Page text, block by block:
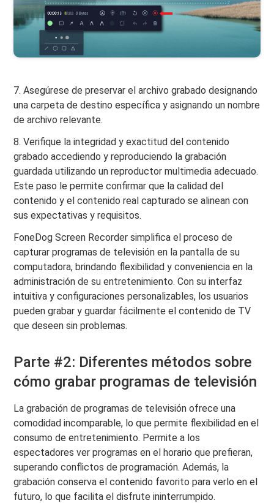
7. Asegúrese de preservar el archivo grabado designando
una carpeta de destino específica y asignando un nombre
de archivo relevante.
8. Verifique la integridad y exactitud del contenido
grabado accediendo y reproduciendo la grabación
guardada utilizando un reproductor multimedia adecuado.
Este paso le permite confirmar que la calidad del
contenido y el contenido real capturado se alinean con
sus expectativas y requisitos.
FoneDog Screen Recorder simplifica el proceso de
capturar programas de televisión en la pantalla de su
computadora, brindando flexibilidad y conveniencia en la
administración de su entretenimiento. Con su interfaz
intuitiva y configuraciones personalizables, los usuarios
pueden grabar y guardar fácilmente el contenido de TV
que deseen sin problemas.
Parte #2: Diferentes métodos sobre
cómo grabar programas de televisión
La grabación de programas de televisión ofrece una
comodidad incomparable, lo que permite flexibilidad en el
consumo de entretenimiento. Permite a los
espectadores ver programas en el horario que prefieran,
superando conflictos de programación. Además, la
grabación conserva el contenido favorito para verlo en el
futuro, lo que facilita el disfrute ininterrumpido.